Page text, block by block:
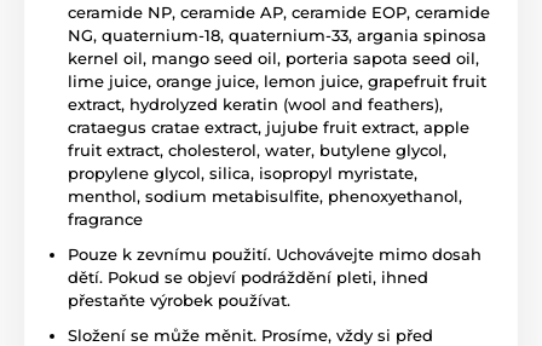
ceramide NP, ceramide AP, ceramide EOP, ceramide
NG, quaternium-18, quaternium-33, argania spinosa
kernel oil, mango seed oil, porteria sapota seed oil,
lime juice, orange juice, lemon juice, grapefruit fruit
extract, hydrolyzed keratin (wool and feathers),
crataegus cratae extract, jujube fruit extract, apple
fruit extract, cholesterol, water, butylene glycol,
propylene glycol, silica, isopropyl myristate,
menthol, sodium metabisulfite, phenoxyethanol,
fragrance
Pouze k zevnímu použití. Uchovávejte mimo dosah
dětí. Pokud se objeví podráždění pleti, ihned
přestaňte výrobek používat.
Složení se může měnit. Prosíme, vždy si před